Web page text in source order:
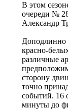
В этом
очереди №
Александр
Доподлинно
красно-
различные
сторону
точно
событий. 16
минуты до